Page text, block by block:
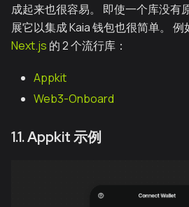
成起来也很容易。 即使一个库没有
展它以集成 Kaia 钱包也很简单。 例
Next.js 的 2 个流行库：
Appkit
Web3-Onboard
1.1. Appkit 示例